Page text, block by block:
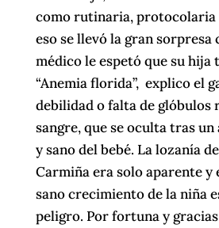
como rutinaria, protocolaria
eso se llevó la gran sorpresa
médico le espetó que su hija
“Anemia florida”, explico el
debilidad o falta de glóbulos
sangre, que se oculta tras
y sano del bebé. La lozanía
Carmiña era solo aparente y
sano crecimiento de la niña
peligro. Por fortuna y